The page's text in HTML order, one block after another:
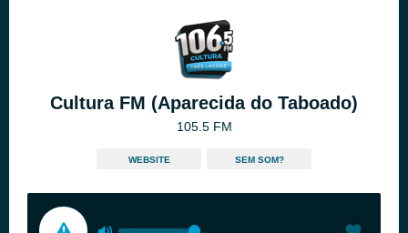
Cultura FM (Aparecida do Taboado)
105.5 FM
WEBSITE SEM SOM?